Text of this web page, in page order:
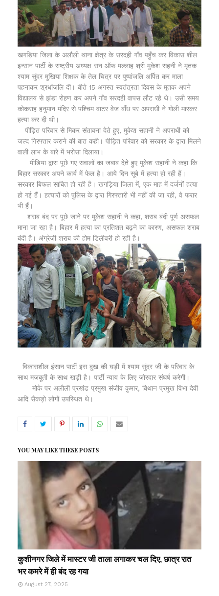
खगड़िया जिला के अलौली थाना क्षेत्र के सरदही गाँव पहुँच कर विकास शील
इन्सान पार्टी के राष्ट्रीय अध्यक्ष सन ऑफ मल्लाह श्री मुकेश सहनी ने मृतक
श्याम सुंदर मुखिया शिक्षक के तेल चित्र पर पुष्पांजलि अर्पित कर माला
पहनाकर श्रधांजलि दी। बीते 15 अगस्त स्वतंत्रता दिवस के मृतक अपने
विद्यालय से झंडा रोहण कर अपने गाँव सरदही वापस लौट रहे थे। उसी समय
कोकराह हनुमान मंदिर से पश्चिम वाटर वेज बाँध पर अपराधी ने गोली मारकर
हत्या कर दी थी।
पीड़ित परिवार से मिकर संतावना देते हुए, मुकेश सहानी ने अपराधी को
जल्द गिरफ्तार कराने की बात कही। पीड़ित परिवार को सरकार के द्वारा मिलने
वाली लाभ के बारे में भरोसा दिलाया।
मीडिया द्वारा पूछे गए सवालों का जबाब देते हुए मुकेश सहानी ने कहा कि
बिहार सरकार अपने कार्य में फेल है। आये दिन सूबे में हत्या हो रही हैं।
सरकार बिफल साबित हो रही है। खगड़िया जिला में, एक माह में दर्जनों हत्या
हो गई हैं। हत्यारों को पुलिस के द्वारा गिरफ्तारी भी नहीं की जा रही, वे फरार
भी हैं।
शराब बंद पर पूछे जाने पर मुकेश सहानी ने कहा, शराब बंदी पूर्ण असफल
माना जा रहा है। बिहार में हत्या का प्रतिशत बढ़ने का कारण, असफल शराब
बंदी है। अंग्रेजी शराब की होम डिलीवरी हो रही है।
विकासशील इंसान पार्टी इस दुख की घड़ी में श्याम सुंदर जी के परिवार के
साथ मजबूती के साथ खड़ी है। पार्टी न्याय के लिए जोरदार संघर्ष करेगी।
मोके पर अलौली प्रखंड प्रमुख संजीव कुमार, बिथान प्रमुख विभा देवी
आदि सैकड़ो लोगों उपस्थित थे।
YOU MAY LIKE THESE POSTS
कुशीनगर जिले में मास्टर जी ताला लगाकर चल दिए, छात्र रात
भर कमरे में ही बंद रह गया
August 27, 2025